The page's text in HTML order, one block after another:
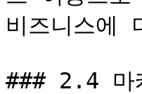
비즈니스에
### 2.4 마